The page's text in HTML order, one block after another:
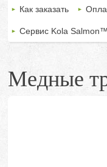
Как заказать
Сервис Kola
Медные